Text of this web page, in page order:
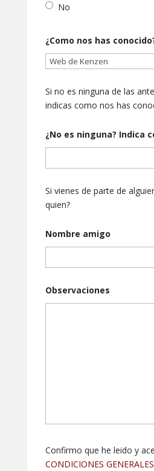
No
¿Como nos has
Si no es ninguna de las
indicas como nos has
¿No es ninguna? Indica
Si vienes de parte de
quien?
Nombre amigo
Observaciones
Confirmo que he leido y
CONDICIONES GENERALES